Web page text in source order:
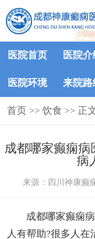
医院首页 医院介
医院环境 来院路
首页 >> 饮食 >> 正
成都哪家癫痫病
病
来源：四川神康癫
成都哪家癫痫
人有帮助?很多人